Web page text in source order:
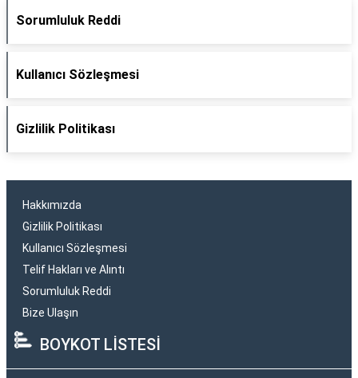
Sorumluluk Reddi
Kullanıcı Sözleşmesi
Gizlilik Politikası
Hakkımızda
Gizlilik Politikası
Kullanıcı Sözleşmesi
Telif Hakları ve Alıntı
Sorumluluk Reddi
Bize Ulaşın
BOYKOT LİSTESİ